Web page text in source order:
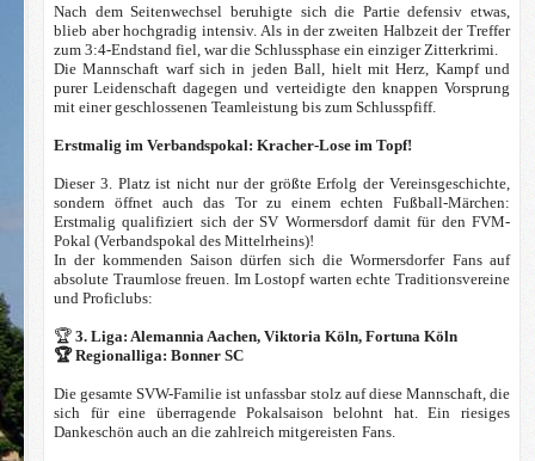
Nach dem Seitenwechsel beruhigte sich die Partie defensiv etwas,
blieb aber hochgradig intensiv. Als in der zweiten Halbzeit der Treffer
zum 3:4-Endstand fiel, war die Schlussphase ein einziger Zitterkrimi.
Die Mannschaft warf sich in jeden Ball, hielt mit Herz, Kampf und
purer Leidenschaft dagegen und verteidigte den knappen Vorsprung
mit einer geschlossenen Teamleistung bis zum Schlusspfiff.
Erstmalig im Verbandspokal: Kracher-Lose im Topf!
Dieser 3. Platz ist nicht nur der größte Erfolg der Vereinsgeschichte,
sondern öffnet auch das Tor zu einem echten Fußball-Märchen:
Erstmalig qualifiziert sich der SV Wormersdorf damit für den FVM-
Pokal (Verbandspokal des Mittelrheins)!
In der kommenden Saison dürfen sich die Wormersdorfer Fans auf
absolute Traumlose freuen. Im Lostopf warten echte Traditionsvereine
und Proficlubs:
🏆3. Liga: Alemannia Aachen, Viktoria Köln, Fortuna Köln
🏆 Regionalliga: Bonner SC
Die gesamte SVW-Familie ist unfassbar stolz auf diese Mannschaft, die
sich für eine überragende Pokalsaison belohnt hat. Ein riesiges
Dankeschön auch an die zahlreich mitgereisten Fans.